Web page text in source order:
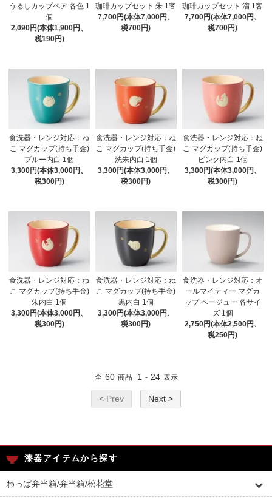
うるしカップペア 各色 1
個
2,090円(本体1,900円、
税190円)
珈琲カップセット 朱 1客
7,700円(本体7,000円、
税700円)
珈琲カップセット 溜 1客
7,700円(本体7,000円、
税700円)
食洗器・レンジ対応：ね
こ マグカップ(持ち手金)
ブルー内白 1個
3,300円(本体3,000円、
税300円)
食洗器・レンジ対応：ね
こ マグカップ(持ち手金)
洗朱内白 1個
3,300円(本体3,000円、
税300円)
食洗器・レンジ対応：ね
こ マグカップ(持ち手金)
ピンク内白 1個
3,300円(本体3,000円、
税300円)
食洗器・レンジ対応：ね
こ マグカップ(持ち手金)
朱内白 1個
3,300円(本体3,000円、
税300円)
食洗器・レンジ対応：ね
こ マグカップ(持ち手金)
黒内白 1個
3,300円(本体3,000円、
税300円)
食洗器・レンジ対応：オ
ールマイティー マグカ
ップ ベージュー 各サイ
ズ 1個
2,750円(本体2,500円、
税250円)
全 60 商品 1 - 24 表示
< Prev Next >
漆器アイテムから探す
わっぱ弁当箱/弁当箱/松花堂